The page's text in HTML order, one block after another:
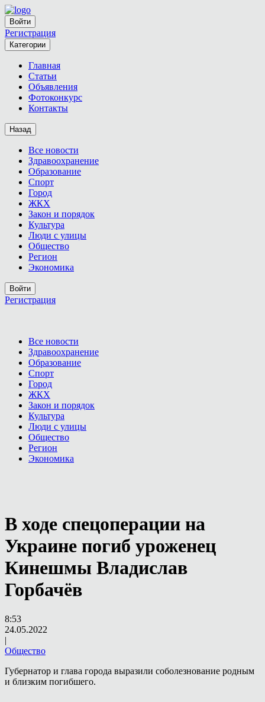
Войти
Регистрация
Категории
Главная
Статьи
Объявления
Фотоконкурс
Контакты
Назад
Все новости
Здравоохранение
Образование
Спорт
Город
ЖКХ
Закон и порядок
Культура
Люди с улицы
Общество
Регион
Экономика
Войти
Регистрация
Все новости
Здравоохранение
Образование
Спорт
Город
ЖКХ
Закон и порядок
Культура
Люди с улицы
Общество
Регион
Экономика
В ходе спецоперации на
Украине погиб уроженец
Кинешмы Владислав
Горбачёв
8:53
24.05.2022
|
Общество
Губернатор и глава города выразили соболезнование родным
и близким погибшего.